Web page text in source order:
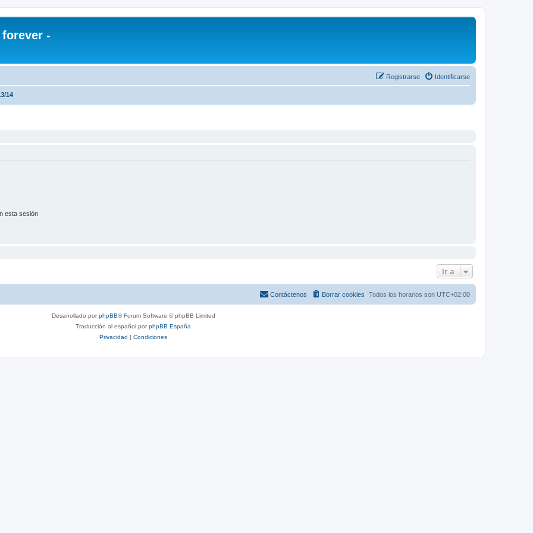
forever -
Identificarse
Registrarse
14
esta sesión
Ir a
Todos los horarios son UTC+02:00
Borrar cookies
Contáctenos
Desarrollado porphpBB® Forum Software © phpBB Limited
Traducción al español porphpBB España
Privacidad | Condiciones